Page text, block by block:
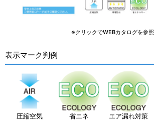
※クリックでWEBカタログを参照
表示マーク判例
圧縮空気 省エネ エア漏れ対策